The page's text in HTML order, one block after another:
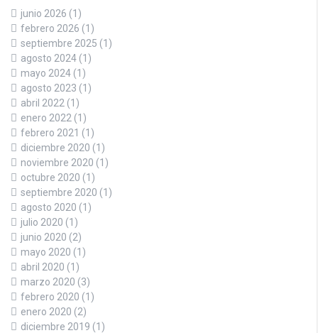
junio 2026 (1)
febrero 2026 (1)
septiembre 2025 (1)
agosto 2024 (1)
mayo 2024 (1)
agosto 2023 (1)
abril 2022 (1)
enero 2022 (1)
febrero 2021 (1)
diciembre 2020 (1)
noviembre 2020 (1)
octubre 2020 (1)
septiembre 2020 (1)
agosto 2020 (1)
julio 2020 (1)
junio 2020 (2)
mayo 2020 (1)
abril 2020 (1)
marzo 2020 (3)
febrero 2020 (1)
enero 2020 (2)
diciembre 2019 (1)